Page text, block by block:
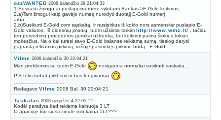
ozzWANTED 2008 balandžio 29 21:04:33
1.Susirasti žmogų ar puslapį internete vykdantį Bankas->E-Gold keitimus.
2.a)Tam žmogui kaip gavėjo numerį nurodyti duotąjį E-Gold numerį
arba
2.b)Susikurti E-Gold.com sąskaitą, ir nusipirkus iš kokio nors asmens/ar puslapio E-
Gold valiutos. Iš didesnių įmonių, tuom užsiima tarkim http://www.wmz.lt/ , tačiau
ten pervedimų procedūros gerokai užtrunka, bei keitimui paima šiokius tokius
mokesčius. Na o kai turėsi savo E-Gold balanse reikiamą sumą, tiesiog darysi
paprastą reklamos pirkimą, viršuje pasirinkęs pirkimo būdą - E-Gold.
Vilme 2008 balandžio 30 22:04:21
Man problemos su tuom E-Gold
nesigauna normaliai susikurti saskaita...
P.S teks turbut pirkt sms ir bus lengviausia
----------------------------------
Redagavo Vilme 2008 Bal. 30 22:04:21
Taskalas 2008 gegužės 4 22:05:12
Kodėl parašyta,kad reklama kainuoja 3 LT
O apacioje kur siusti zinute min kaina 5LT???